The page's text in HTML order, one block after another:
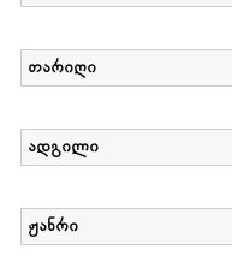
თარიღი
ადგილი
ჟანრი